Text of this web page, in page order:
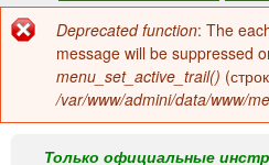
а
в
о
Сообщение
об
ошибке
Deprecated function: The
message will be suppressed
menu_set_active_trail()
/var/www/admini/data/www/
Только официальные